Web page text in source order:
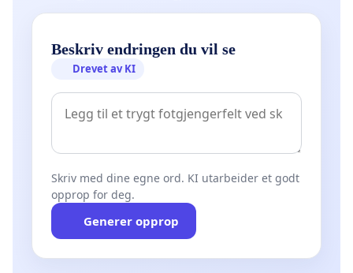
Beskriv endringen du vil se
Drevet av KI
Skriv med dine egne ord. KI utarbeider et godt
opprop for deg.
Generer opprop